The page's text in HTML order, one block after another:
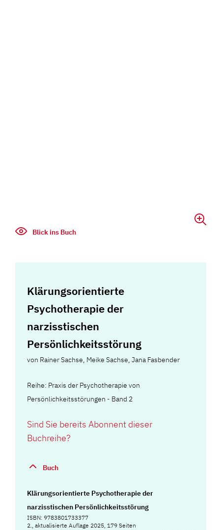
Blick ins Buch
Klärungsorientierte
Psychotherapie der
narzisstischen
Persönlichkeitsstörung
von Rainer Sachse, Meike Sachse,Jana Fasbender
Reihe: Praxis der Psychotherapie von
Persönlichkeitsstörungen - Band 2
Sind Sie bereits Abonnent dieser
Buchreihe?
Buch
Klärungsorientierte Psychotherapie der
narzisstischen Persönlichkeitsstörung
ISBN: 9783801733377
2., aktualisierte Auflage 2025, 179 Seiten